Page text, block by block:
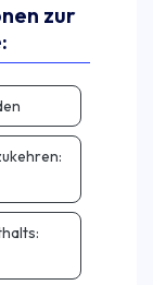
zur